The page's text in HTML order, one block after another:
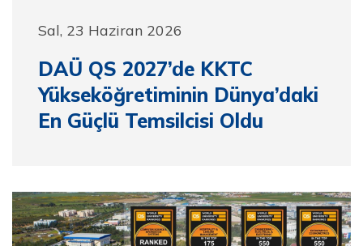
Sal, 23 Haziran 2026
DAÜ QS 2027’de KKTC
Yükseköğretiminin Dünya’daki
En Güçlü Temsilcisi Oldu